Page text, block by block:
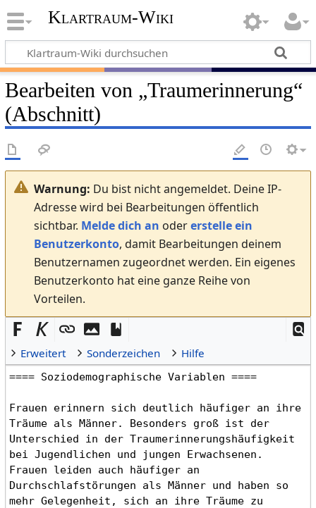
Klartraum-Wiki
Bearbeiten von „Traumerinnerung“
(Abschnitt)
Warnung: Du bist nicht angemeldet. Deine IP-
Adresse wird bei Bearbeitungen öffentlich
sichtbar. Melde dich an odererstelle ein
Benutzerkonto, damit Bearbeitungen deinem
Benutzernamen zugeordnet werden. Ein eigenes
Benutzerkonto hat eine ganze Reihe von
Vorteilen.
Erweitert Sonderzeichen Hilfe